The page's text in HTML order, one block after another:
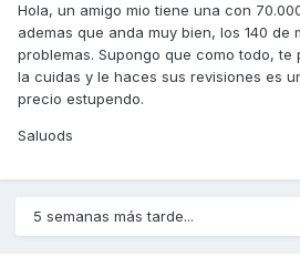
Hola, un amigo mio tiene una con
ademas que anda muy bien, los 140 de
problemas. Supongo que como todo, te
la cuidas y le haces sus revisiones es
precio estupendo.
Saluods
5 semanas más tarde...